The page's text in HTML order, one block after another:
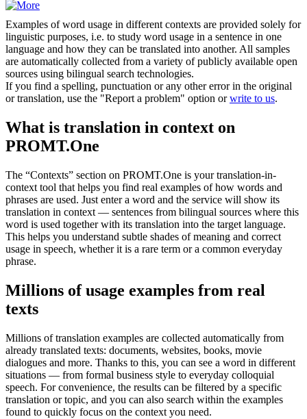
Examples of word usage in different contexts are provided solely for
linguistic purposes, i.e. to study word usage in a sentence in one
language and how they can be translated into another. All samples
are automatically collected from a variety of publicly available open
sources using bilingual search technologies.
If you find a spelling, punctuation or any other error in the original
or translation, use the "Report a problem" option orwrite to us.
What is translation in context on
PROMT.One
The “Contexts” section on PROMT.One is your translation-in-
context tool that helps you find real examples of how words and
phrases are used. Just enter a word and the service will show its
translation in context — sentences from bilingual sources where this
word is used together with its translation into the target language.
This helps you understand subtle shades of meaning and correct
usage in speech, whether it is a rare term or a common everyday
phrase.
Millions of usage examples from real
texts
Millions of translation examples are collected automatically from
already translated texts: documents, websites, books, movie
dialogues and more. Thanks to this, you can see a word in different
situations — from formal business style to everyday colloquial
speech. For convenience, the results can be filtered by a specific
translation or topic, and you can also search within the examples
found to quickly focus on the context you need.